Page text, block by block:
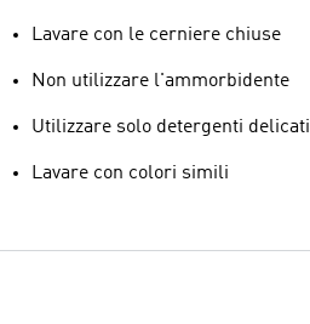
Lavare con le cerniere chiuse
Non utilizzare l'ammorbidente
Utilizzare solo detergenti delicati
Lavare con colori simili